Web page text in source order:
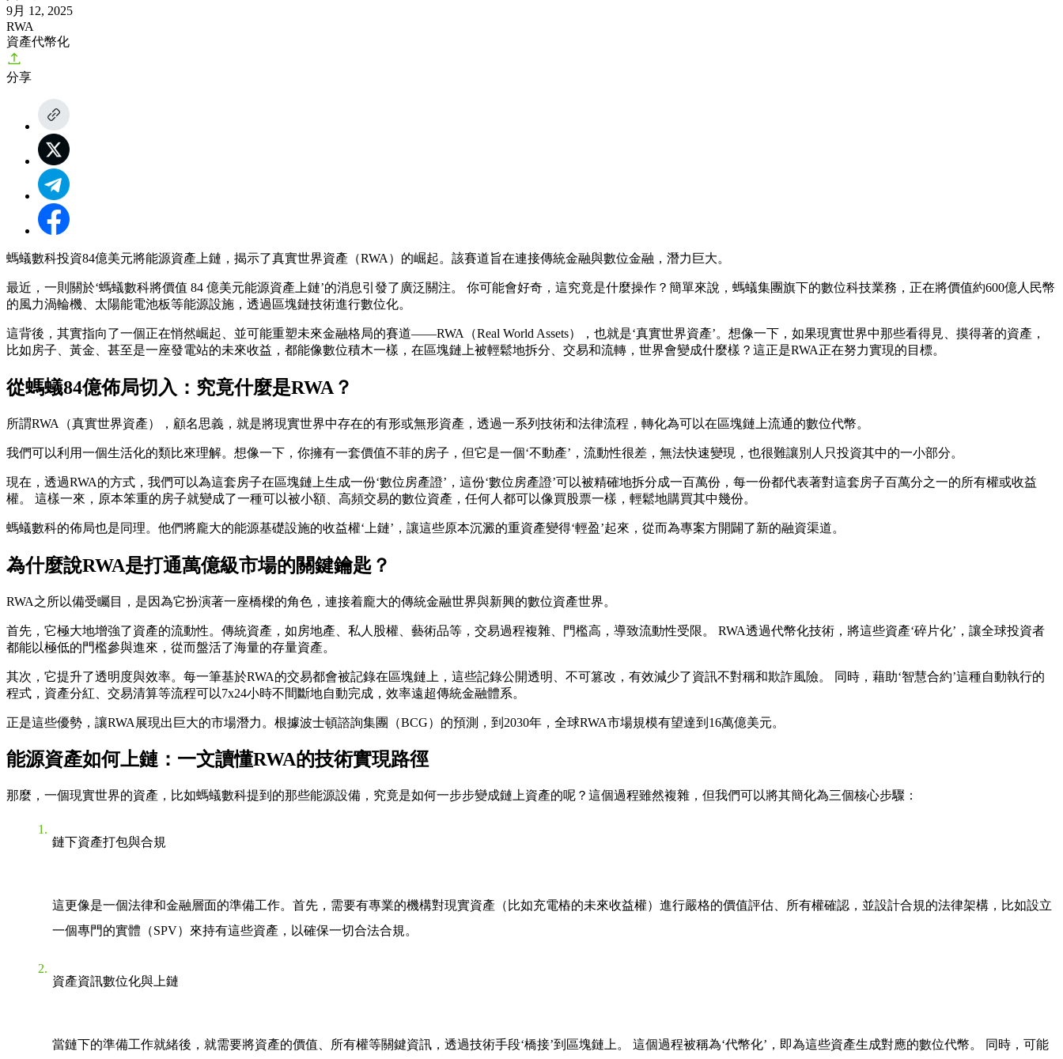
9月 12, 2025
RWA
資產代幣化
分享
螞蟻數科投資84億美元將能源資產上鏈，揭示了真實世界資產（RWA）的崛起。該賽道旨在連接傳統金融與數位金融，潛力巨大。
最近，一則關於‘螞蟻數科將價值 84 億美元能源資產上鏈’的消息引發了廣泛關注。 你可能會好奇，這究竟是什麼操作？簡單來說，螞蟻集團旗下的數位科技業務，正在將價值約600億人民幣
的風力渦輪機、太陽能電池板等能源設施，透過區塊鏈技術進行數位化。
這背後，其實指向了一個正在悄然崛起、並可能重塑未來金融格局的賽道——RWA（Real World Assets），也就是‘真實世界資產’。想像一下，如果現實世界中那些看得見、摸得著的資產，
比如房子、黃金、甚至是一座發電站的未來收益，都能像數位積木一樣，在區塊鏈上被輕鬆地拆分、交易和流轉，世界會變成什麼樣？這正是RWA正在努力實現的目標。
從螞蟻84億佈局切入：究竟什麼是RWA？
所謂RWA（真實世界資產），顧名思義，就是將現實世界中存在的有形或無形資產，透過一系列技術和法律流程，轉化為可以在區塊鏈上流通的數位代幣。
我們可以利用一個生活化的類比來理解。想像一下，你擁有一套價值不菲的房子，但它是一個‘不動產’，流動性很差，無法快速變現，也很難讓別人只投資其中的一小部分。
現在，透過RWA的方式，我們可以為這套房子在區塊鏈上生成一份‘數位房產證’，這份‘數位房產證’可以被精確地拆分成一百萬份，每一份都代表著對這套房子百萬分之一的所有權或收益
權。 這樣一來，原本笨重的房子就變成了一種可以被小額、高頻交易的數位資產，任何人都可以像買股票一樣，輕鬆地購買其中幾份。
螞蟻數科的佈局也是同理。他們將龐大的能源基礎設施的收益權‘上鏈’，讓這些原本沉澱的重資產變得‘輕盈’起來，從而為專案方開闢了新的融資渠道。
為什麼說RWA是打通萬億級市場的關鍵鑰匙？
RWA之所以備受矚目，是因為它扮演著一座橋樑的角色，連接着龐大的傳統金融世界與新興的數位資產世界。
首先，它極大地增強了資產的流動性。傳統資產，如房地產、私人股權、藝術品等，交易過程複雜、門檻高，導致流動性受限。 RWA透過代幣化技術，將這些資產‘碎片化’，讓全球投資者
都能以極低的門檻參與進來，從而盤活了海量的存量資產。
其次，它提升了透明度與效率。每一筆基於RWA的交易都會被記錄在區塊鏈上，這些記錄公開透明、不可篡改，有效減少了資訊不對稱和欺詐風險。 同時，藉助‘智慧合約’這種自動執行的
程式，資產分紅、交易清算等流程可以7x24小時不間斷地自動完成，效率遠超傳統金融體系。
正是這些優勢，讓RWA展現出巨大的市場潛力。根據波士頓諮詢集團（BCG）的預測，到2030年，全球RWA市場規模有望達到16萬億美元。
能源資產如何上鏈：一文讀懂RWA的技術實現路徑
那麼，一個現實世界的資產，比如螞蟻數科提到的那些能源設備，究竟是如何一步步變成鏈上資產的呢？這個過程雖然複雜，但我們可以將其簡化為三個核心步驟：
鏈下資產打包與合規
這更像是一個法律和金融層面的準備工作。首先，需要有專業的機構對現實資產（比如充電樁的未來收益權）進行嚴格的價值評估、所有權確認，並設計合規的法律架構，比如設立
一個專門的實體（SPV）來持有這些資產，以確保一切合法合規。
資產資訊數位化與上鏈
當鏈下的準備工作就緒後，就需要將資產的價值、所有權等關鍵資訊，透過技術手段‘橋接’到區塊鏈上。 這個過程被稱為‘代幣化’，即為這些資產生成對應的數位代幣。 同時，可能